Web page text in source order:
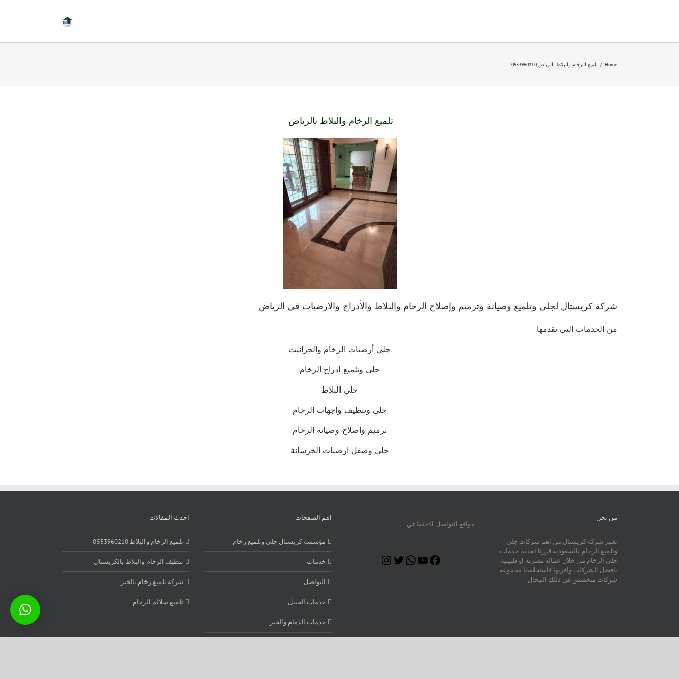
Home
/ تلميع الرخام والبلاط بالرياض 0553960210
تلميع الرخام والبلاط بالرياض
شركة كريستال لجلي وتلميع وصيانة وترميم وإصلاح الرخام والبلاط والأدراج والارضيات في الرياض
من الخدمات التي نقدمها
جلي أرضيات الرخام والجرانيت
جلي وتلميع ادراج الرخام
جلي البلاط
جلي وتنظيف واجهات الرخام
ترميم واصلاح وصيانة الرخام
جلي وصقل ارضيات الخرسانة
من نحن
تعتبر شركة كريستال من اهم شركات جلي
وتلميع الرخام بالسعودية قررنا تقديم خدمات
جلي الرخام من خلال عماله مصريه او فلبينية
بافضل الشركات واقربها فاستخلصنا مجموعة
شركات متخصص في ذللك المجال
مواقع التواصل الاجتماعي
Facebook
YouTube
WhatsApp
Twitter
اهم الصفحات
مؤسسة كريستال جلي وتلميع رخام
خدمات
التواصل
خدمات الجبيل
خدمات الدمام والخبر
احدث المقالات
تلميع الرخام والبلاط 0553960210
تنظيف الرخام والبلاط بالكريستال
شركة تلميع رخام بالخبر
تلميع سلالم الرخام